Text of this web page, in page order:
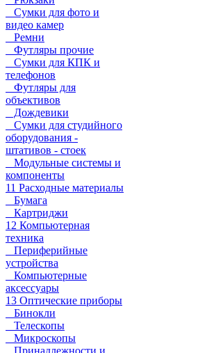
Сумки для фото и
видео камер
Ремни
Футляры прочие
Сумки для КПК и
телефонов
Футляры для
объективов
Дождевики
Сумки для студийного
оборудования -
штативов - стоек
Модульные системы и
компоненты
11 Расходные материалы
Бумага
Картриджи
12 Компьютерная
техника
Периферийные
устройства
Компьютерные
аксессуары
13 Оптические приборы
Бинокли
Телескопы
Микроскопы
Принадлежности и